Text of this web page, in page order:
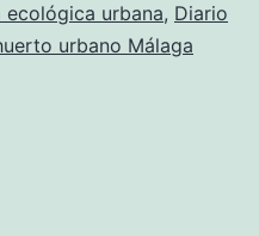
urbana, Diario
urbano Málaga